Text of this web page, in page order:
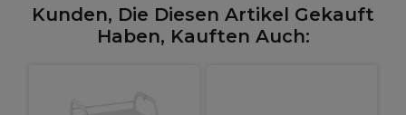
Kunden, Die Diesen Artikel Gekauft
Haben, Kauften Auch: